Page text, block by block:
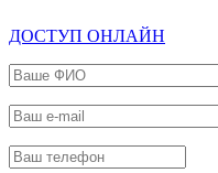
ДОСТУП ОНЛАЙН
Ваше ФИО
Ваш e-mail
Ваш телефон